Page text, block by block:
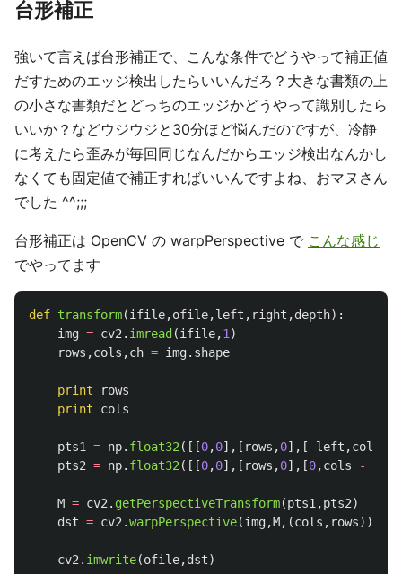
台形補正
強いて言えば台形補正で、こんな条件でどうやって補正値
だすためのエッジ検出したらいいんだろ？大きな書類の上
の小さな書類だとどっちのエッジかどうやって識別したら
いいか？などウジウジと30分ほど悩んだのですが、冷静
に考えたら歪みが毎回同じなんだからエッジ検出なんかし
なくても固定値で補正すればいいんですよね、おマヌさん
でした ^^;;;
台形補正は OpenCV の warpPerspective で こんな感じ
でやってます
def transform(ifile,ofile,left , right ,depth):
img = cv2 . imread (ifile,1 )
rows ,cols ,ch = img. shape
print
rows
print
cols
pts1 = np. float32 ([[0,0],[ rows ,0],[ -left ,cols
pts2 = np. float32 ([[0,0],[ rows ,0],[0,cols -
M = cv2 . getPerspectiveTransform(pts1 ,pts2)
dst = cv2 .warpPerspective(img,M,(cols , rows))
cv2 . imwrite(ofile,dst)